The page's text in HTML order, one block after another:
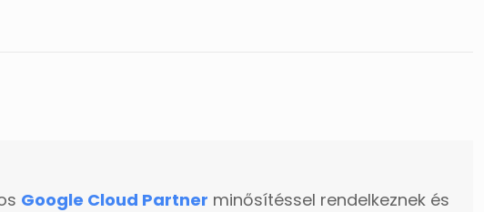
Google Cloud Partner minősítéssel rendelkeznek és